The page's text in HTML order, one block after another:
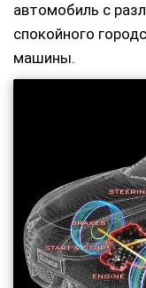
автомобиль с
спокойного
машины.